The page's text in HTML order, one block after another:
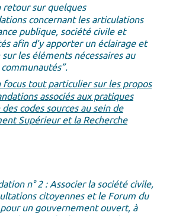
sur quelques
concernant les articulations
publique, société civile et
afin d’y apporter un éclairage et
les éléments nécessaires au
tout particulier sur les propos
associés aux pratiques
codes sources au sein de
Supérieur et la Recherche
n° 2 : Associer la société civile,
citoyennes et le Forum du
un gouvernement ouvert, à